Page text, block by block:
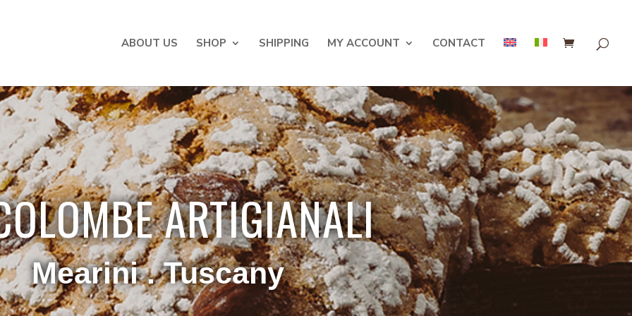
ABOUT US SHOP SHIPPING MY ACCOUNT CONTACT
ARTIGIANALI
Mearini . Tuscany